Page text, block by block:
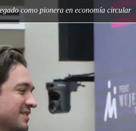
como pionera en economía circular